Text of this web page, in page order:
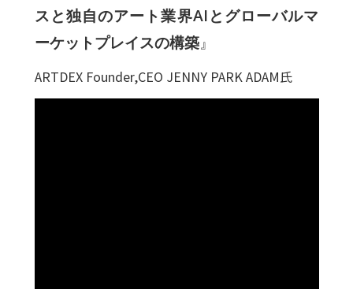
スと独自のアート業界AIとグローバルマ
ーケットプレイスの構築』
ARTDEX Founder,CEO JENNY PARK ADAM氏